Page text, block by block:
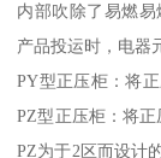
内部吹除了易燃
产品投运时，电器
PY型正压柜：将
PZ型正压柜：将正
PZ为于2区而设计